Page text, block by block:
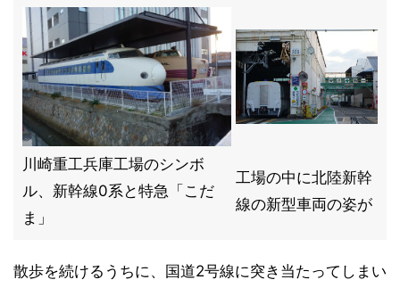
川崎重工兵庫工場のシンボ
ル、新幹線0系と特急「こだ
ま」
工場の中に北陸新幹
線の新型車両の姿が
散歩を続けるうちに、国道2号線に突き当たってしまい